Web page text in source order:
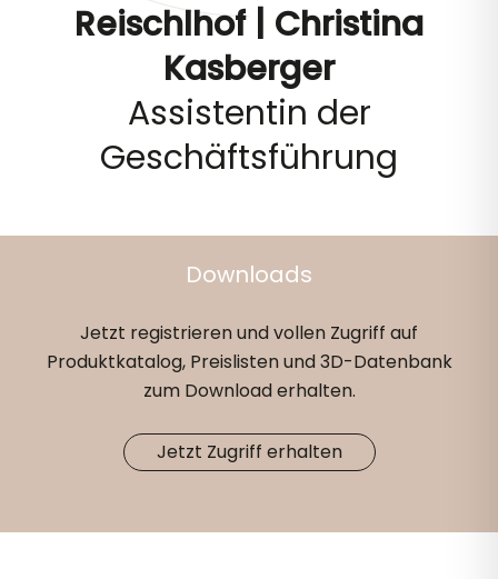
Reischlhof | Christina
Kasberger
Assistentin der
Geschäftsführung
Downloads
Jetzt registrieren und vollen Zugriff auf
Produktkatalog, Preislisten und 3D-Datenbank
zum Download erhalten.
Jetzt Zugriff erhalten